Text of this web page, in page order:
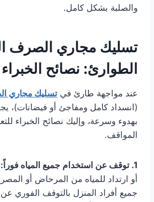
والصلبة بشكل كامل.
تسليك مجاري الصرف
الطوارئ: نصائح الخبراء
عند مواجهة طارئ في تسليك مجاري
(انسداد كامل ومفاجئ أو فيضانات)،
بهدوء وسرعة، وإليك نصائح الخبراء
المواقف.
1. توقف عن استخدام جميع المياه فوراً:
أو ارتداد للمياه من المرحاض أو
جميع أفراد المنزل بالتوقف الفوري